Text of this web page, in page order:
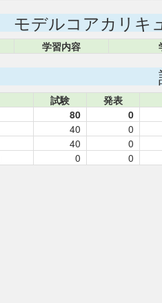
モデルコアカリキ
学習内容
試験
発表
80
0
40
0
40
0
0 0